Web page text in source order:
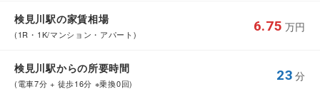
検見川駅の家賃相場
(1R・1K/マンション・アパート)
6.75 万円
検見川駅からの所要時間
(電車7分 + 徒歩16分 ※乗換0回)
23 分